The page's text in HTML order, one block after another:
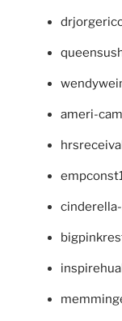
ameri-